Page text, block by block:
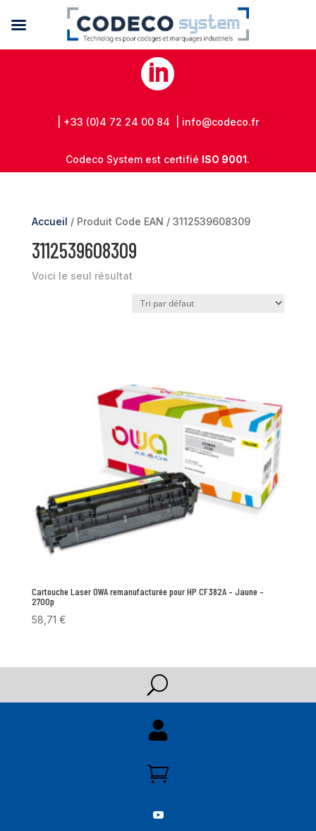

| +33 (0)4 72 24 00 84 | info@codeco.fr
Codeco System est certifié ISO 9001.
Accueil / Produit Code EAN / 3112539608309
3112539608309
Voici le seul résultat
Cartouche Laser OWA remanufacturée pour HP CF382A – Jaune –
2700p
58,71 €
U


